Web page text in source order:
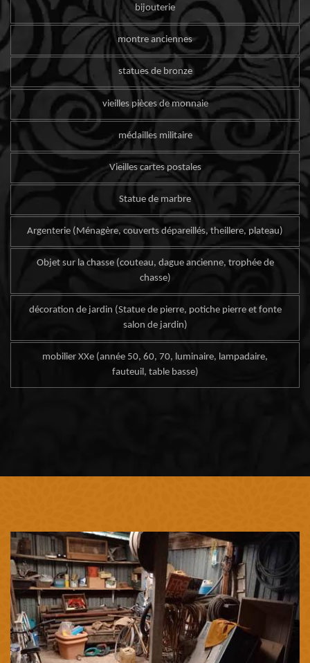
bijouterie
montre anciennes
statues de bronze
vieilles pièces de monnaie
médailles militaire
Vieilles cartes postales
Statue de marbre
Argenterie (Ménagère, couverts dépareillés, theillere, plateau)
Objet sur la chasse (couteau, dague ancienne, trophée de
chasse)
décoration de jardin (Statue de pierre, potiche pierre et fonte
salon de jardin)
mobilier XXe (année 50, 60, 70, luminaire, lampadaire,
fauteuil, table basse)